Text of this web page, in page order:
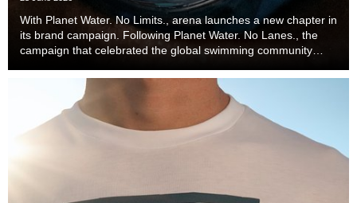
With Planet Water. No Limits., arena launches a new chapter in
its brand campaign. Following Planet Water. No Lanes., the
campaign that celebrated the global swimming community
now explores one of the most unive...